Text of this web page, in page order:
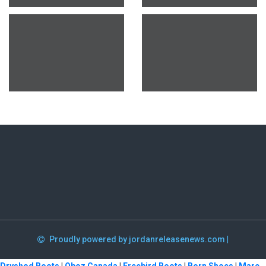
Proudly powered by jordanreleasenews.com